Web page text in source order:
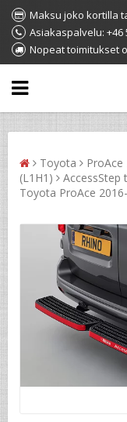
Maksu joko kortilla
Asiakaspalvelu: +46
Nopeat toimitukset
Toyota ProAce
(L1H1)
AccessStep
Toyota ProAce 2016-